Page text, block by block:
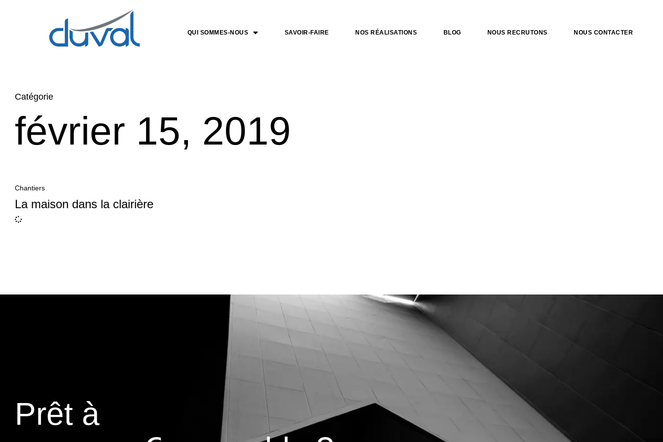
QUI SOMMES-NOUS SAVOIR-FAIRE NOS RÉALISATIONS BLOG NOUS RECRUTONS NOUS CONTACTER
Catégorie
février 15, 2019
Chantiers
La maison dans la clairière
Prêt à